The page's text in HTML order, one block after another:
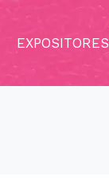
EXPOSITORES